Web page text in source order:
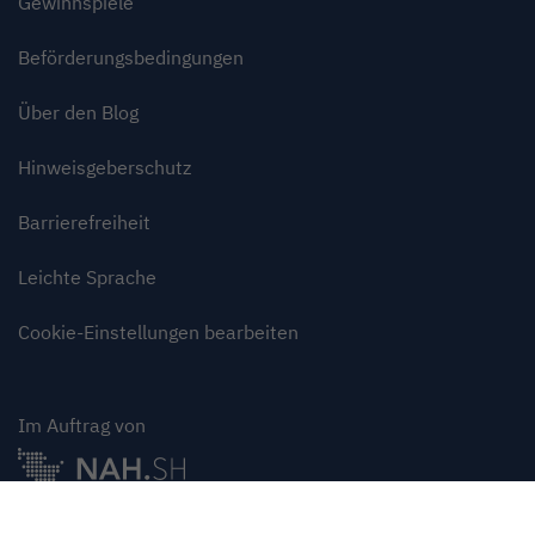
Beförderungsbedingungen
Über den Blog
Hinweisgeberschutz
Barrierefreiheit
Leichte Sprache
Cookie-Einstellungen bearbeiten
Im Auftrag von